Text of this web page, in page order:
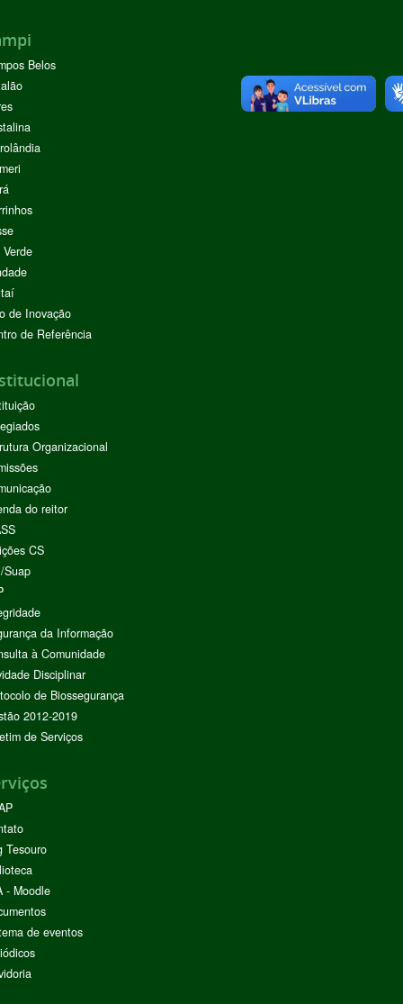
Belos
de Inovação
de Referência
Organizacional
do reitor
CS
Suap
da Informação
à Comunidade
Disciplinar
de Biossegurança
2012-2019
de Serviços
Tesouro
- Moodle
de eventos